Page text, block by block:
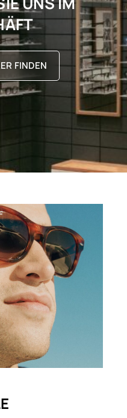
FINDEN